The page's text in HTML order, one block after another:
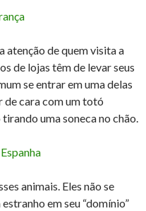
atenção de quem visita a
de lojas têm de levar seus
se entrar em uma delas
de cara com um totó
uma soneca no chão.
animais. Eles não se
em seu “domínio”